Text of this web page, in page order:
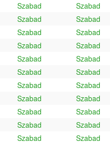
Szabad
Szabad
Szabad
Szabad
Szabad
Szabad
Szabad
Szabad
Szabad
Szabad
Szabad
Szabad
Szabad
Szabad
Szabad
Szabad
Szabad
Szabad
Szabad
Szabad
Szabad Szabad